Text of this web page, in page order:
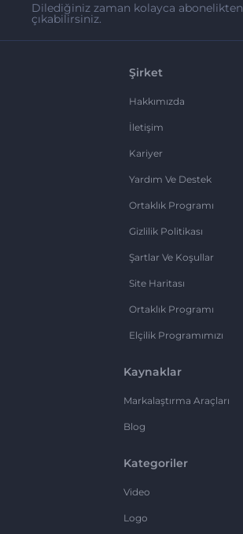
Dilediğiniz zaman kolayca abonelikten
çıkabilirsiniz.
Şirket
Hakkımızda
İletişim
Kariyer
Yardım Ve Destek
Ortaklık Programı
Gizlilik Politikası
Şartlar Ve Koşullar
Site Haritası
Ortaklık Programı
Elçilik Programımızı
Kaynaklar
Markalaştırma Araçları
Blog
Kategoriler
Video
Logo